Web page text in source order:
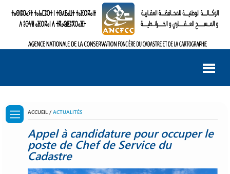
ACCUEIL /ACTUALITÉS
Appel à candidature pour occuper le
poste de Chef de Service du
Cadastre